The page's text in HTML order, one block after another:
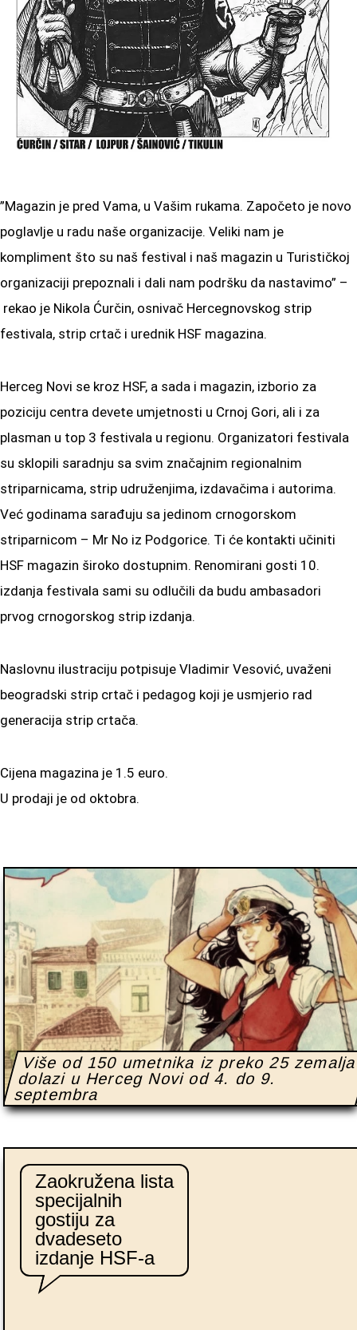
”Magazin je pred Vama, u Vašim rukama. Započeto je novo
poglavlje u radu naše organizacije. Veliki nam je
kompliment što su naš festival i naš magazin u Turističkoj
organizaciji prepoznali i dali nam podršku da nastavimo” –
rekao je Nikola Ćurčin, osnivač Hercegnovskog strip
festivala, strip crtač i urednik HSF magazina.
Herceg Novi se kroz HSF, a sada i magazin, izborio za
poziciju centra devete umjetnosti u Crnoj Gori, ali i za
plasman u top 3 festivala u regionu. Organizatori festivala
su sklopili saradnju sa svim značajnim regionalnim
striparnicama, strip udruženjima, izdavačima i autorima.
Već godinama sarađuju sa jedinom crnogorskom
striparnicom – Mr No iz Podgorice. Ti će kontakti učiniti
HSF magazin široko dostupnim. Renomirani gosti 10.
izdanja festivala sami su odlučili da budu ambasadori
prvog crnogorskog strip izdanja.
Naslovnu ilustraciju potpisuje Vladimir Vesović, uvaženi
beogradski strip crtač i pedagog koji je usmjerio rad
generacija strip crtača.
Cijena magazina je 1.5 euro.
U prodaji je od oktobra.
Više od 150 umetnika iz preko 25
dolazi u Herceg Novi od 4. do 9.
septembra
Zaokružena lista
specijalnih
gostiju za
dvadeseto
izdanje HSF-a